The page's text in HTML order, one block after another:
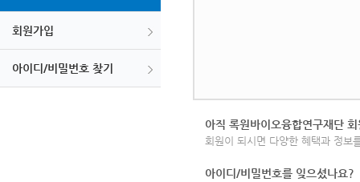
회원가입
아이디/비밀번호 찾기
아직 록원바이오융합연구재단
회원이 되시면 다양한 혜택과 정보
아이디/비밀번호를 잊으셨나요?